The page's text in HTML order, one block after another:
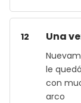
12 Una
le
con
arco